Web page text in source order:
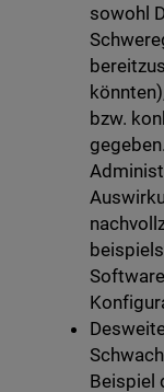
sowohl
bzw.
Beispiel